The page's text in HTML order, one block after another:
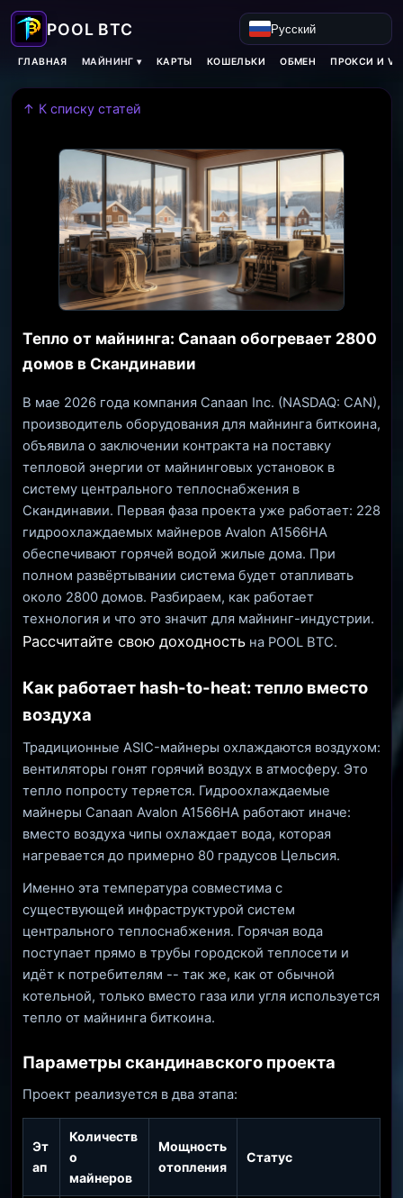
Русский
ГЛАВНАЯ МАЙНИНГ ▾ КАРТЫ КОШЕЛЬКИ ОБМЕН ПРОКСИ И
↑ К списку статей
Тепло от майнинга: Canaan обогревает 2800
домов в Скандинавии
В мае 2026 года компания Canaan Inc. (NASDAQ: CAN),
производитель оборудования для майнинга биткоина,
объявила о заключении контракта на поставку
тепловой энергии от майнинговых установок в
систему центрального теплоснабжения в
Скандинавии. Первая фаза проекта уже работает: 228
гидроохлаждаемых майнеров Avalon A1566HA
обеспечивают горячей водой жилые дома. При
полном развёртывании система будет отапливать
около 2800 домов. Разбираем, как работает
технология и что это значит для майнинг-индустрии.
Рассчитайте свою доходность на POOL BTC.
Как работает hash-to-heat: тепло вместо
воздуха
Традиционные ASIC-майнеры охлаждаются воздухом:
вентиляторы гонят горячий воздух в атмосферу. Это
тепло попросту теряется. Гидроохлаждаемые
майнеры Canaan Avalon A1566HA работают иначе:
вместо воздуха чипы охлаждает вода, которая
нагревается до примерно 80 градусов Цельсия.
Именно эта температура совместима с
существующей инфраструктурой систем
центрального теплоснабжения. Горячая вода
поступает прямо в трубы городской теплосети и
идёт к потребителям -- так же, как от обычной
котельной, только вместо газа или угля используется
тепло от майнинга биткоина.
Параметры скандинавского проекта
Проект реализуется в два этапа:
Эт
ап
Количеств
о
майнеров
Мощность
отопления
Статус